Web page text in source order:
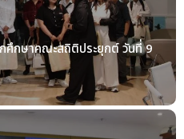
ศึกษาคณะสถิติประยุกต์ วันที่ 9